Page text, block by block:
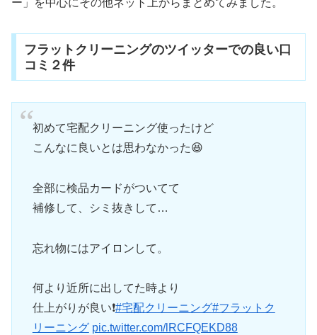
ー」を中心にその他ネット上からまとめてみました。
フラットクリーニングのツイッターでの良い口
コミ２件
初めて宅配クリーニング使ったけど
こんなに良いとは思わなかった😆
全部に検品カードがついてて
補修して、シミ抜きして…
忘れ物にはアイロンして。
何より近所に出してた時より
仕上がりが良い❗️#宅配クリーニング#フラットク
リーニング pic.twitter.com/lRCFQEKD88